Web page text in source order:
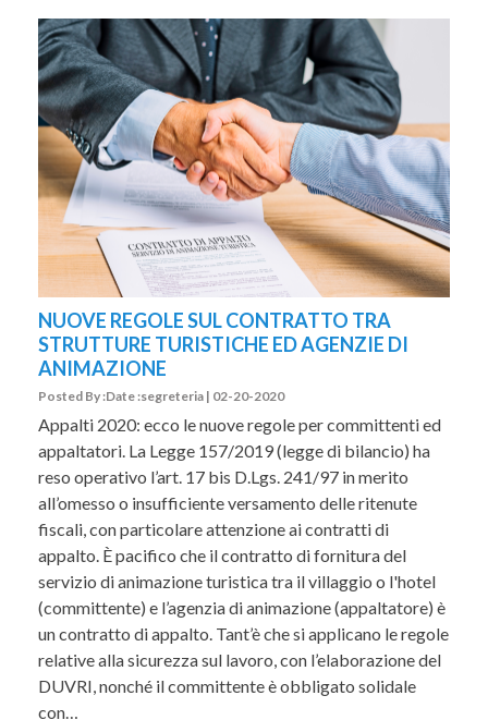
NUOVE REGOLE SUL CONTRATTO TRA
STRUTTURE TURISTICHE ED AGENZIE DI
ANIMAZIONE
Posted By :Date :segreteria | 02-20-2020
Appalti 2020: ecco le nuove regole per committenti ed
appaltatori. La Legge 157/2019 (legge di bilancio) ha
reso operativo l’art. 17 bis D.Lgs. 241/97 in merito
all’omesso o insufficiente versamento delle ritenute
fiscali, con particolare attenzione ai contratti di
appalto. È pacifico che il contratto di fornitura del
servizio di animazione turistica tra il villaggio o l'hotel
(committente) e l’agenzia di animazione (appaltatore) è
un contratto di appalto. Tant’è che si applicano le regole
relative alla sicurezza sul lavoro, con l’elaborazione del
DUVRI, nonché il committente è obbligato solidale
con…